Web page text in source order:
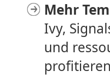
Mehr
Ivy,
und